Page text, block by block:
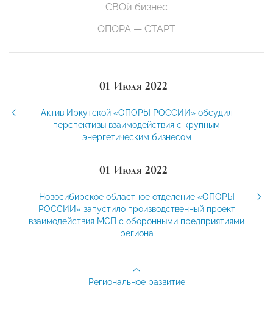
СВОй бизнес
ОПОРА — СТАРТ
01 Июля 2022
Актив Иркутской «ОПОРЫ РОССИИ» обсудил
перспективы взаимодействия с крупным
энергетическим бизнесом
01 Июля 2022
Новосибирское областное отделение «ОПОРЫ
РОССИИ» запустило производственный проект
взаимодействия МСП с оборонными предприятиями
региона
Региональное развитие